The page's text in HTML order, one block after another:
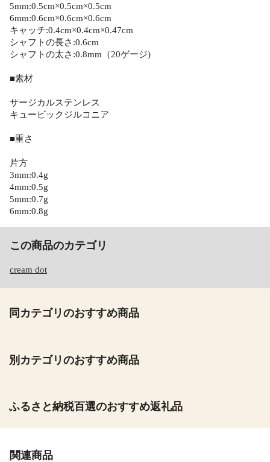
5mm:0.5cm×0.5cm×0.5cm
6mm:0.6cm×0.6cm×0.6cm
キャッチ:0.4cm×0.4cm×0.47cm
シャフトの長さ:0.6cm
シャフトの太さ:0.8mm（20ゲージ)
■素材
サージカルステンレス
キュービックジルコニア
■重さ
片方
3mm:0.4g
4mm:0.5g
5mm:0.7g
6mm:0.8g
この商品のカテゴリ
cream dot
同カテゴリのおすすめ商品
別カテゴリのおすすめ商品
ふるさと納税百選のおすすめ返礼品
関連商品